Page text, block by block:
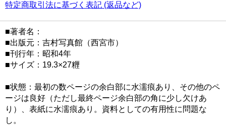
特定商取引法に基づく表記 (返品など)
■著者名：
■出版元：吉村写真館（西宮市）
■刊行年：昭和4年
■サイズ：19.3×27糎
■状態：最初の数ページの余白部に水濡痕あり、その他のペ
ージは良好（ただし最終ページ余白部の角に少し欠けあ
り）、表紙に水濡痕あり。資料としての有用性に問題な
し。